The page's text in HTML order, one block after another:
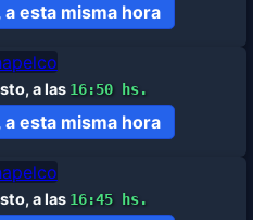
esta misma hora
a las 16:50 hs.
esta misma hora
a las 16:45 hs.